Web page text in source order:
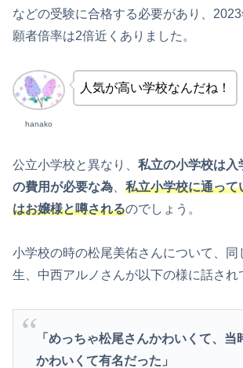
などの受験に合格する必要があり、
願者倍率は2倍近くありました。
hanako
人気が高い学校なんだね！
公立小学校と異なり、 私立の小学校は入
の費用が必要な為
私立小学校に通って
はお嬢様と噂されるのでしょう。
小学校の時の松尾美佑さんについて、同
生、中西アルノさんが以下の様に話され
「めっちゃ松尾さんかわいくて、当
かわいくて有名だった」